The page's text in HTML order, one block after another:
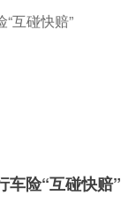
车险“互碰快赔”